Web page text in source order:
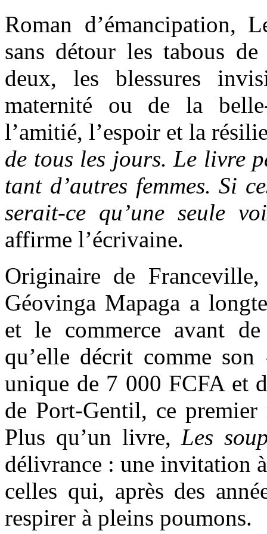
Roman d’émancipation,
sans détour les tabous
deux, les blessures
maternité ou de la
l’amitié, l’espoir et la
de tous les jours. Le livre
tant d’autres femmes. Si
serait-ce qu’une seule
affirme l’écrivaine.
Originaire de
Géovinga Mapaga a
et le commerce avant
qu’elle décrit comme son
unique de 7 000 FCFA et
de Port-Gentil, ce premier
Plus qu’un livre,Les
délivrance : une invitation
celles qui, après des
respirer à pleins poumons.